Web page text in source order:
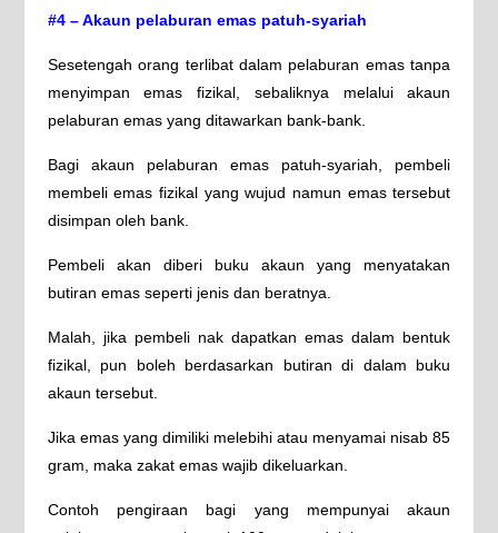
#4 – Akaun pelaburan emas patuh-syariah
Sesetengah orang terlibat dalam pelaburan emas tanpa
menyimpan emas fizikal, sebaliknya melalui akaun
pelaburan emas yang ditawarkan bank-bank.
Bagi akaun pelaburan emas patuh-syariah, pembeli
membeli emas fizikal yang wujud namun emas tersebut
disimpan oleh bank.
Pembeli akan diberi buku akaun yang menyatakan
butiran emas seperti jenis dan beratnya.
Malah, jika pembeli nak dapatkan emas dalam bentuk
fizikal, pun boleh berdasarkan butiran di dalam buku
akaun tersebut.
Jika emas yang dimiliki melebihi atau menyamai nisab 85
gram, maka zakat emas wajib dikeluarkan.
Contoh pengiraan bagi yang mempunyai akaun